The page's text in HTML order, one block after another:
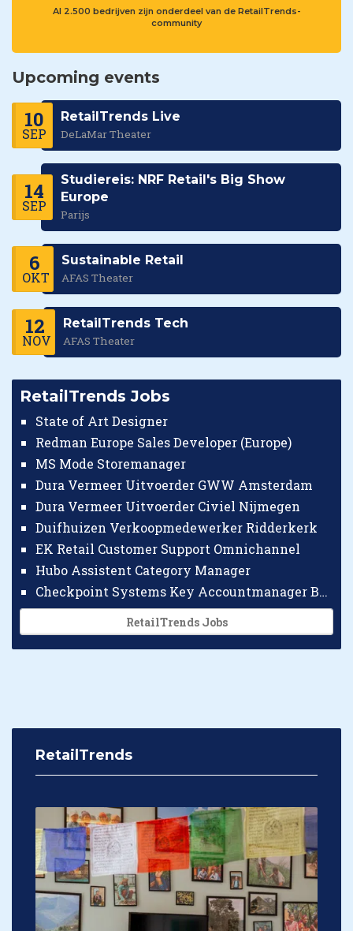
Al 2.500 bedrijven zijn onderdeel van de RetailTrends-
community
Upcoming events
10
SEP
RetailTrends Live
DeLaMar Theater
14
SEP
Studiereis: NRF Retail's Big Show
Europe
Parijs
6
OKT
Sustainable Retail
AFAS Theater
12
NOV
RetailTrends Tech
AFAS Theater
RetailTrends Jobs
State of Art Designer
Redman Europe Sales Developer (Europe)
MS Mode Storemanager
Dura Vermeer Uitvoerder GWW Amsterdam
Dura Vermeer Uitvoerder Civiel Nijmegen
Duifhuizen Verkoopmedewerker Ridderkerk
EK Retail Customer Support Omnichannel
Hubo Assistent Category Manager
Checkpoint Systems Key Accountmanager Benelux
RetailTrends Jobs
RetailTrends